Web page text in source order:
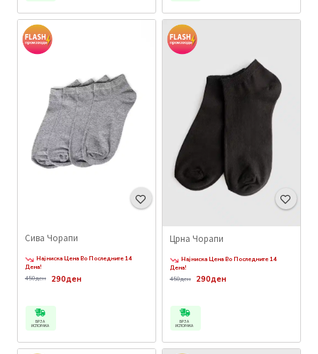
Сива Чорапи
Најниска Цена Во Последните 14
Дена!
290ден
450ден
БРЗА
ИСПОРАКА
Црна Чорапи
Најниска Цена Во Последните 14
Дена!
290ден
450ден
БРЗА
ИСПОРАКА